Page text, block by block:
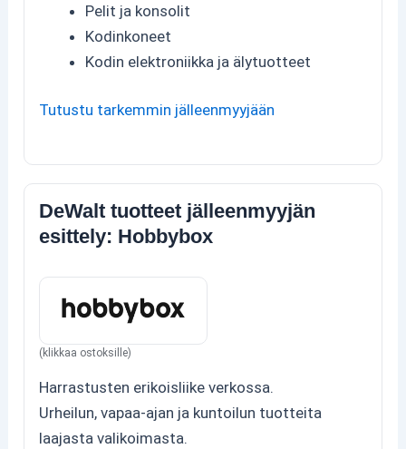
Pelit ja konsolit
Kodinkoneet
Kodin elektroniikka ja älytuotteet
Tutustu tarkemmin jälleenmyyjään
DeWalt tuotteet jälleenmyyjän
esittely: Hobbybox
(klikkaa ostoksille)
Harrastusten erikoisliike verkossa.
Urheilun, vapaa-ajan ja kuntoilun tuotteita
laajasta valikoimasta.